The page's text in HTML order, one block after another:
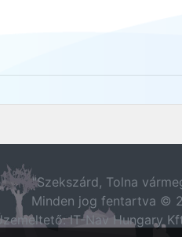
"Szekszárd, Tolna
Minden jog fentartva ©
IT-Nav Hungary